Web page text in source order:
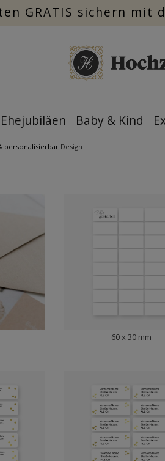
GRATIS sichern mit
Ehejubiläen Baby & Kind
personalisierbar Design
60 x 30 mm